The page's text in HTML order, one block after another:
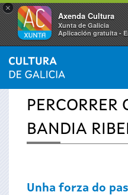
×
Axenda Cultura
Xunta de Galicia
Aplicación gratuíta -
Vostede
aquí
INICIO › ESPECIAIS
PERCORRER
BANDIA
Unha forza do